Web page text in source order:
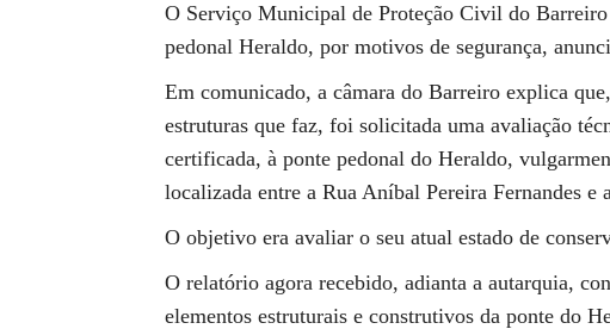
O Serviço Municipal de Proteção Civil do
pedonal Heraldo, por motivos de segurança,
Em comunicado, a câmara do Barreiro explica
estruturas que faz, foi solicitada uma avaliação
certificada, à ponte pedonal do Heraldo,
localizada entre a Rua Aníbal Pereira Fernandes e
O objetivo era avaliar o seu atual estado de
O relatório agora recebido, adianta a autarquia,
elementos estruturais e construtivos da ponte do